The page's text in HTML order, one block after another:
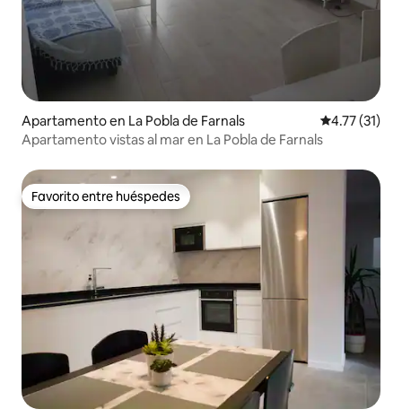
Apartamento en La Pobla de Farnals Calificación
4.77 (31)
Apartamento vistas al mar en La Pobla de Farnals
Favorito entre huéspedes
Favorito entre huéspedes